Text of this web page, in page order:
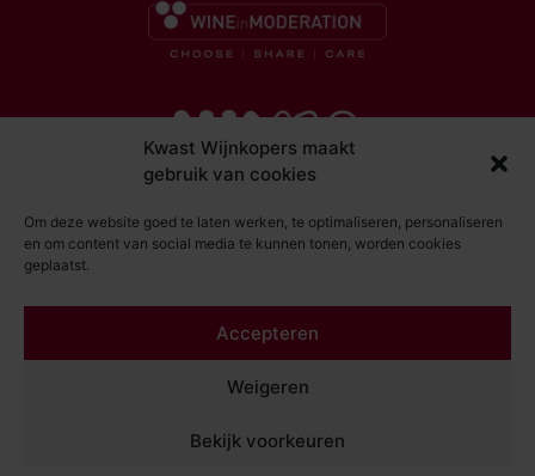
Kwast Wijnkopers maakt
gebruik van cookies
Om deze website goed te laten werken, te optimaliseren, personaliseren
en om content van social media te kunnen tonen, worden cookies
geplaatst.
Accepteren
Weigeren
Bekijk voorkeuren
DISCLAIMER
ALGEMENE VOORWAARDEN